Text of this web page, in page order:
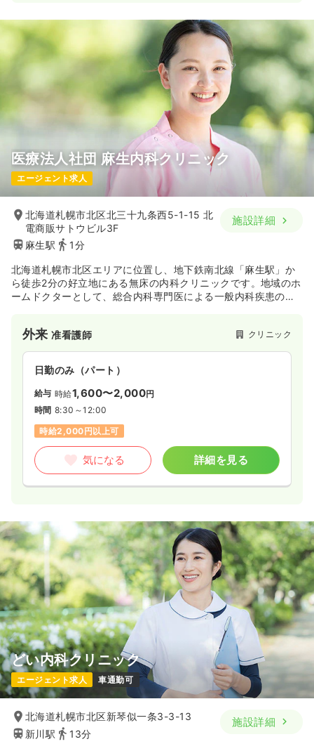
医療法人社団 麻生内科クリニック
エージェント求人
北海道札幌市北区北三十九条西5-1-15 北
電商販サトウビル3F
麻生駅
1分
施設詳細
北海道札幌市北区エリアに位置し、地下鉄南北線「麻生駅」か
ら徒歩2分の好立地にある無床の内科クリニックです。地域のホ
ームドクターとして、総合内科専門医による一般内科疾患の幅
疾患の専門診療に加え、各種エコーや胃内視鏡検査といった設
備も整えており、専門性の高い丁寧な治療を行っています。
外来准看護師 クリニック
日勤のみ（パート）
給与 時給1,600〜2,000円
時間 8:30～12:00
時給2,000円以上可
気になる 詳細を見る
どい内科クリニック
エージェント求人 車通勤可
北海道札幌市北区新琴似一条3-3-13
新川駅
13分
施設詳細